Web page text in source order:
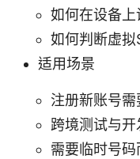
如何在设备
如何判断虚
适用场景
注册新账号
跨境测试与
需要临时号